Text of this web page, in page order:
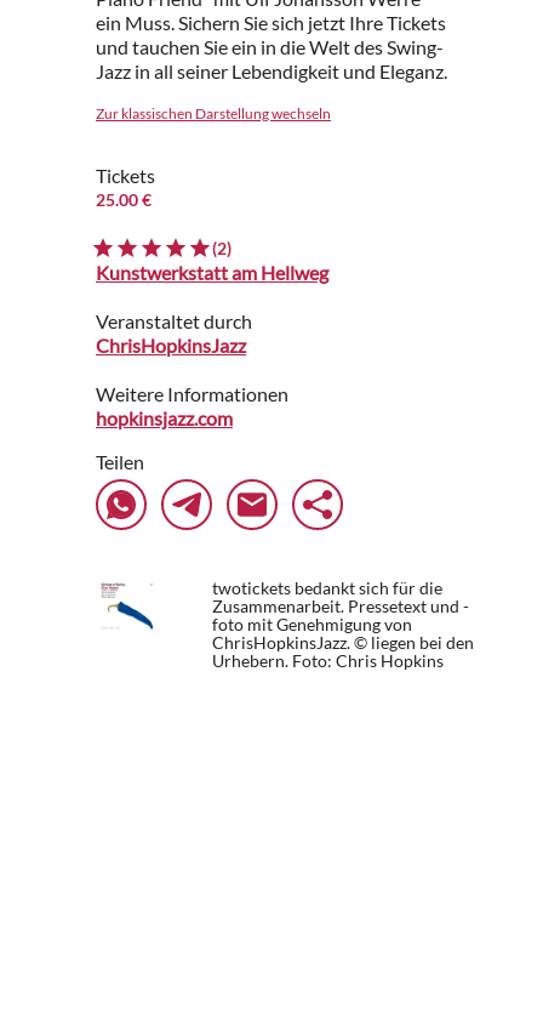
ein Muss. Sichern Sie sich jetzt Ihre Tickets
und tauchen Sie ein in die Welt des Swing-
Jazz in all seiner Lebendigkeit und Eleganz.
Zur klassischen Darstellung wechseln
Tickets
25.00 €
(2)
Kunstwerkstatt am Hellweg
Veranstaltet durch
ChrisHopkinsJazz
Weitere Informationen
hopkinsjazz.com
Teilen
twotickets bedankt sich für die
Zusammenarbeit. Pressetext und -
foto mit Genehmigung von
ChrisHopkinsJazz. © liegen bei den
Urhebern. Foto: Chris Hopkins